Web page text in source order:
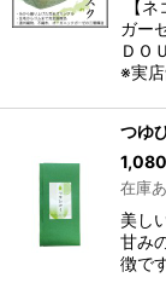
【
ガー
ＤＯ
※実
つゆ
1,080
在庫
美し
甘み
徴で